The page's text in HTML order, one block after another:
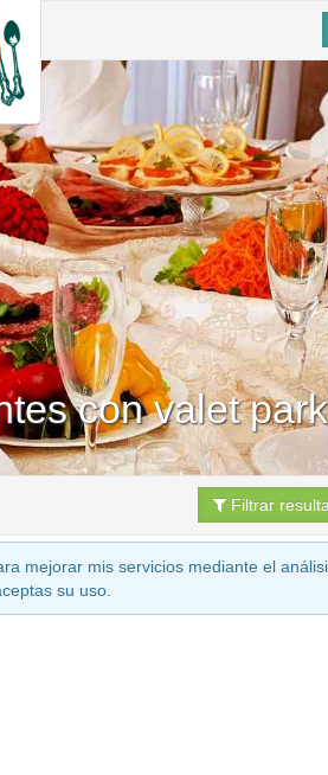
con valet
Filtrar
mejorar mis servicios mediante el
su uso.